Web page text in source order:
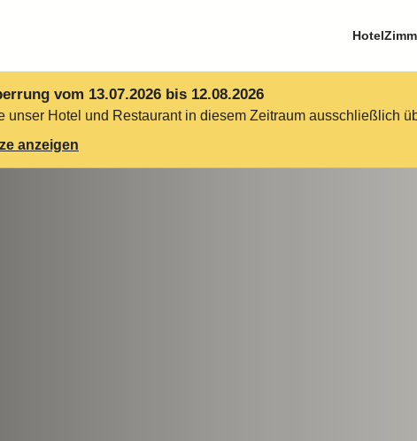
Hotel
vom 13.07.2026 bis 12.08.2026
Hotel und Restaurant in diesem Zeitraum ausschließlich
anzeigen